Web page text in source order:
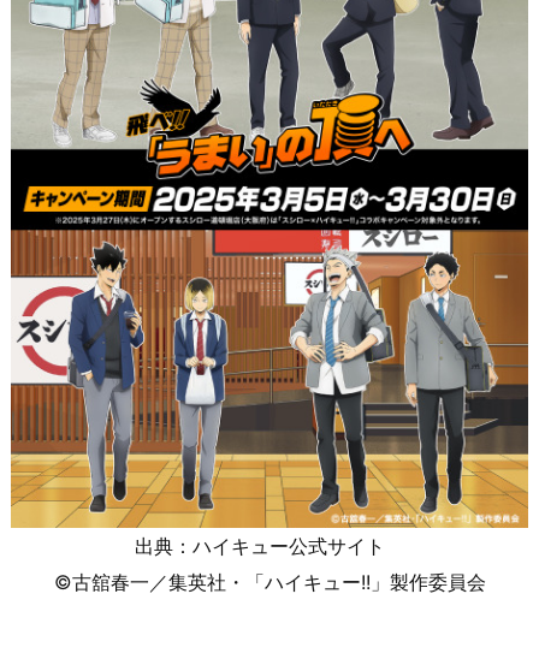
出典：ハイキュー公式サイト
©古舘春一／集英社・「ハイキュー!!」製作委員会